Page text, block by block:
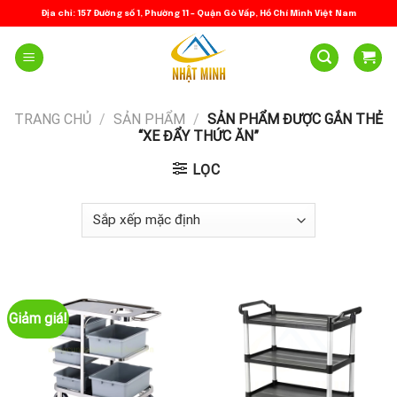
to
content
Địa chỉ: 157 Đường số 1, Phường 11 – Quận Gò Vấp, Hồ Chí Minh Việt Nam
TRANG CHỦ / SẢN PHẨM / SẢN PHẨM ĐƯỢC GẮN THẺ
“XE ĐẨY THỨC ĂN”
LỌC
Giảm giá!